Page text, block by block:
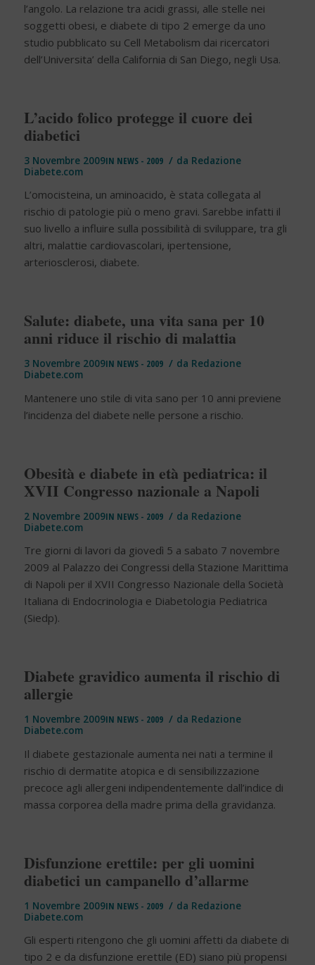
l’angolo. La relazione tra acidi grassi, alle stelle nei
soggetti obesi, e diabete di tipo 2 emerge da uno
studio pubblicato su Cell Metabolism dai ricercatori
dell’Universita’ della California di San Diego, negli Usa.
L’acido folico protegge il cuore dei
diabetici
3 Novembre 2009IN NEWS - 2009 / da Redazione
Diabete.com
L’omocisteina, un aminoacido, è stata collegata al
rischio di patologie più o meno gravi. Sarebbe infatti il
suo livello a influire sulla possibilità di sviluppare, tra gli
altri, malattie cardiovascolari, ipertensione,
arteriosclerosi, diabete.
Salute: diabete, una vita sana per 10
anni riduce il rischio di malattia
3 Novembre 2009IN NEWS - 2009 / da Redazione
Diabete.com
Mantenere uno stile di vita sano per 10 anni previene
l’incidenza del diabete nelle persone a rischio.
Obesità e diabete in età pediatrica: il
XVII Congresso nazionale a Napoli
2 Novembre 2009IN NEWS - 2009 / da Redazione
Diabete.com
Tre giorni di lavori da giovedì 5 a sabato 7 novembre
2009 al Palazzo dei Congressi della Stazione Marittima
di Napoli per il XVII Congresso Nazionale della Società
Italiana di Endocrinologia e Diabetologia Pediatrica
(Siedp).
Diabete gravidico aumenta il rischio di
allergie
1 Novembre 2009IN NEWS - 2009 / da Redazione
Diabete.com
Il diabete gestazionale aumenta nei nati a termine il
rischio di dermatite atopica e di sensibilizzazione
precoce agli allergeni indipendentemente dall’indice di
massa corporea della madre prima della gravidanza.
Disfunzione erettile: per gli uomini
diabetici un campanello d’allarme
1 Novembre 2009IN NEWS - 2009 / da Redazione
Diabete.com
Gli esperti ritengono che gli uomini affetti da diabete di
tipo 2 e da disfunzione erettile (ED) siano più propensi